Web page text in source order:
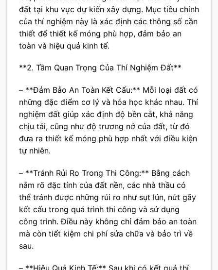
đất tại khu vực dự kiến xây dựng. Mục tiêu chính
của thí nghiệm này là xác định các thông số cần
thiết để thiết kế móng phù hợp, đảm bảo an
toàn và hiệu quả kinh tế.
**2. Tầm Quan Trọng Của Thí Nghiệm Đất**
– **Đảm Bảo An Toàn Kết Cấu:** Mỗi loại đất có
những đặc điểm cơ lý và hóa học khác nhau. Thí
nghiệm đất giúp xác định độ bền cắt, khả năng
chịu tải, cũng như độ trương nở của đất, từ đó
đưa ra thiết kế móng phù hợp nhất với điều kiện
tự nhiên.
– **Tránh Rủi Ro Trong Thi Công:** Bằng cách
nắm rõ đặc tính của đất nền, các nhà thầu có
thể tránh được những rủi ro như sụt lún, nứt gãy
kết cấu trong quá trình thi công và sử dụng
công trình. Điều này không chỉ đảm bảo an toàn
mà còn tiết kiệm chi phí sửa chữa và bảo trì về
sau.
– **Hiệu Quả Kinh Tế:** Sau khi có kết quả thí